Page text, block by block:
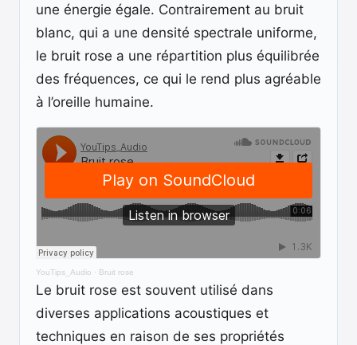
une énergie égale. Contrairement au bruit
blanc, qui a une densité spectrale uniforme,
le bruit rose a une répartition plus équilibrée
des fréquences, ce qui le rend plus agréable
à l’oreille humaine.
YouTips_Audio · Bruit rose
Le bruit rose est souvent utilisé dans
diverses applications acoustiques et
techniques en raison de ses propriétés